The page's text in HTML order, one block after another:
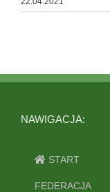
NAWIGACJA:
START
FEDERACJA